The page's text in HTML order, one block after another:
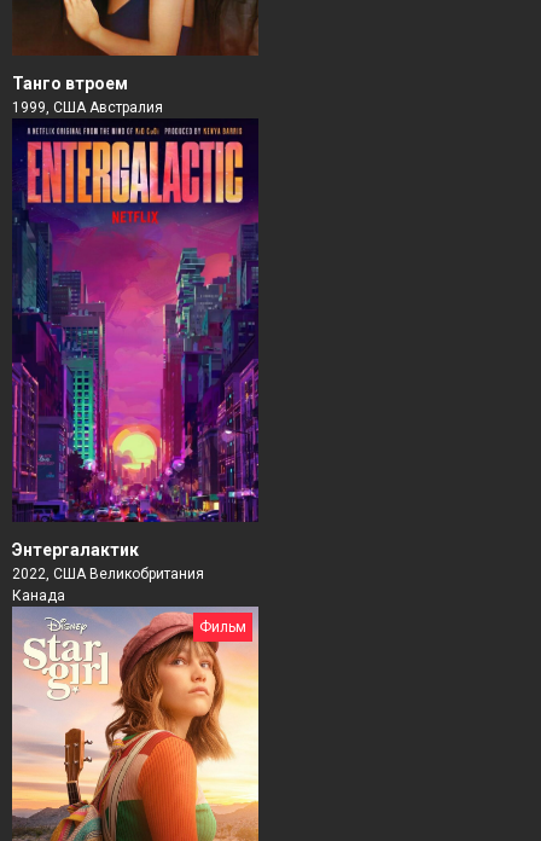
Танго втроем
1999, США Австралия
Энтергалактик
2022, США Великобритания
Канада
Фильм